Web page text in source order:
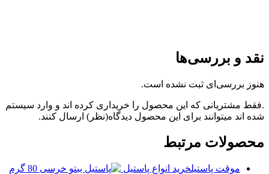
نقد و بررسی‌ها
هنوز بررسی‌ای ثبت نشده است.
.فقط مشتریانی که این محصول را خریداری کرده اند و وارد سیستم
شده اند میتوانند برای این محصول دیدگاه(نظر) ارسال کنند.
محصولات مرتبط
موقت پاستیلخرید انواع پاستیل